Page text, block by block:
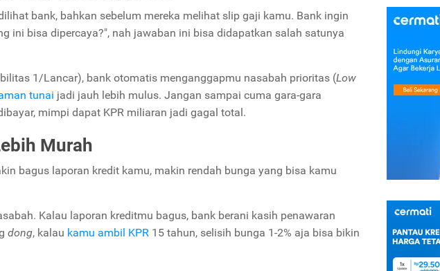
bank, bahkan sebelum mereka melihat slip gaji kamu. Bank ingin
ini bisa dipercaya?", nah jawaban ini bisa didapatkan salah satunya
1/Lancar), bank otomatis menganggapmu nasabah prioritas (Low
tunai jadi jauh lebih mulus. Jangan sampai cuma gara-gara
mimpi dapat KPR miliaran jadi gagal total.
Murah
bagus laporan kredit kamu, makin rendah bunga yang bisa kamu
Kalau laporan kreditmu bagus, bank berani kasih penawaran
dong, kalau kamu ambil KPR 15 tahun, selisih bunga 1-2% aja bisa bikin